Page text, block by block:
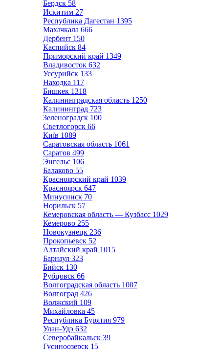
Бердск 58
Искитим 27
Республика Дагестан 1395
Махачкала 666
Дербент 150
Каспийск 84
Приморский край 1349
Владивосток 632
Уссурийск 133
Находка 117
Бишкек 1318
Калининградская область 1250
Калининград 723
Зеленоградск 100
Светлогорск 66
Київ 1089
Саратовская область 1061
Саратов 499
Энгельс 106
Балаково 55
Красноярский край 1039
Красноярск 647
Минусинск 70
Норильск 57
Кемеровская область — Кузбасс 1029
Кемерово 255
Новокузнецк 236
Прокопьевск 52
Алтайский край 1015
Барнаул 323
Бийск 130
Рубцовск 66
Волгоградская область 1007
Волгоград 426
Волжский 109
Михайловка 45
Республика Бурятия 979
Улан-Удэ 632
Северобайкальск 39
Гусиноозерск 15